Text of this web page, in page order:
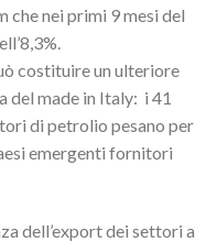
che nei primi 9 mesi del
costituire un ulteriore
del made in Italy: i 41
di petrolio pesano per
emergenti fornitori
dell’export dei settori a